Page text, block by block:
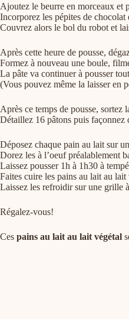
Ajoutez le beurre en morceaux et
Incorporez les pépites de chocolat
Couvrez alors le bol du robot et
Après cette heure de pousse,
Formez à nouveau une boule,
La pâte va continuer à pousser
(Vous pouvez même la laisser en
Après ce temps de pousse,
Détaillez 16 pâtons puis façonnez
Déposez chaque pain au lait sur
Dorez les à l’oeuf préalablement
Laissez pousser 1h à 1h30 à
Faites cuire les pains au lait au
Laissez les refroidir sur une grille
Régalez-vous!
Ces pains au lait au lait végétal